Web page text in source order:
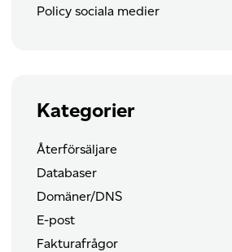
Policy sociala medier
Kategorier
Återförsäljare
Databaser
Domäner/DNS
E-post
Fakturafrågor